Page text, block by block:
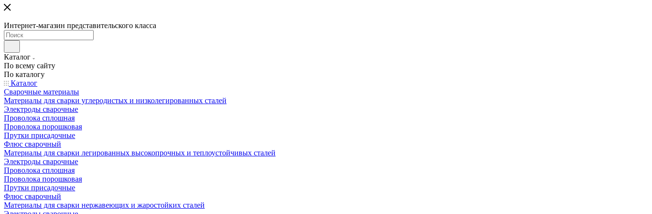
Интернет-магазин представительского класса
Каталог
По всему сайту
По каталогу
Каталог
Сварочные материалы
Материалы для сварки углеродистых и низколегированных сталей
Электроды сварочные
Проволока сплошная
Проволока порошковая
Прутки присадочные
Флюс сварочный
Материалы для сварки легированных высокопрочных и теплоустойчивых сталей
Электроды сварочные
Проволока сплошная
Проволока порошковая
Прутки присадочные
Флюс сварочный
Материалы для сварки нержавеющих и жаростойких сталей